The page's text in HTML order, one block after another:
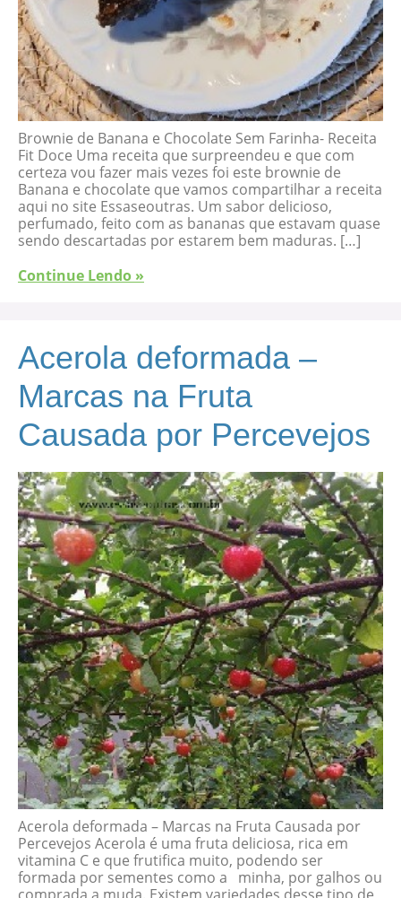
Brownie de Banana e Chocolate Sem Farinha- Receita
Fit Doce Uma receita que surpreendeu e que com
certeza vou fazer mais vezes foi este brownie de
Banana e chocolate que vamos compartilhar a receita
aqui no site Essaseoutras. Um sabor delicioso,
perfumado, feito com as bananas que estavam quase
sendo descartadas por estarem bem maduras. […]
Continue Lendo »
Acerola deformada –
Marcas na Fruta
Causada por Percevejos
Acerola deformada – Marcas na Fruta Causada por
Percevejos Acerola é uma fruta deliciosa, rica em
vitamina C e que frutifica muito, podendo ser
formada por sementes como a minha, por galhos ou